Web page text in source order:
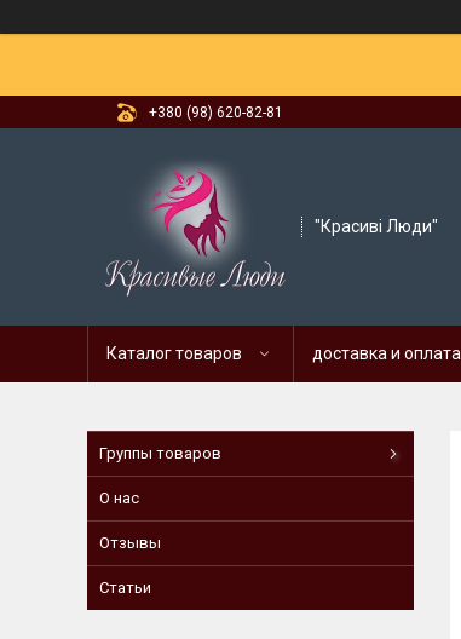
+380 (98) 620-82-81
"Красиві Люди"
Каталог товаров доставка и оплата
Группы товаров
О нас
Отзывы
Статьи